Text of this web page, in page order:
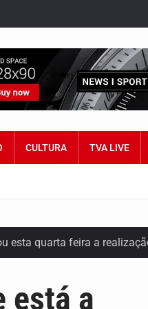
CULTURA TVA LIVE
esta quarta feira a
está a